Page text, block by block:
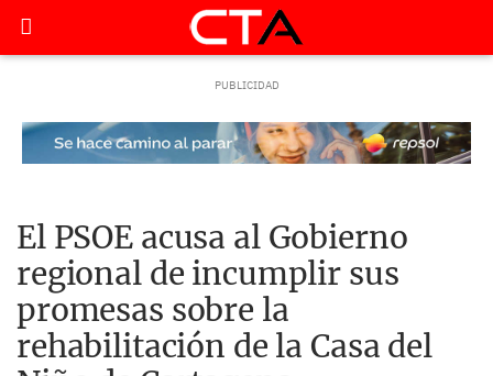
El PSOE acusa al Gobierno
regional de incumplir sus
promesas sobre la
rehabilitación de la Casa del